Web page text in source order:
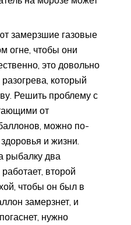
замерзшие газовые
огне, чтобы они
это довольно
который
Решить проблему с
от
можно по-
и жизни.
рыбалку два
второй
чтобы он был в
замерзнет, и
нужно